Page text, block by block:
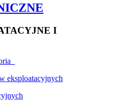
I
eksploatacyjnych